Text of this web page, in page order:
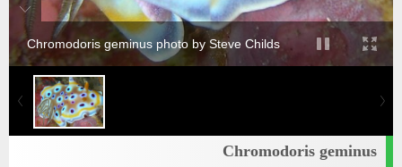
Chromodoris geminus photo by Steve Childs
Chromodoris geminus